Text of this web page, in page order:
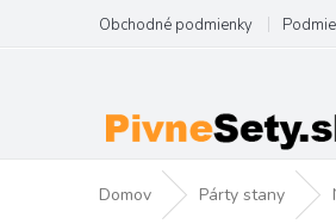
obsah
Obchodné podmienky
Domov Párty stany